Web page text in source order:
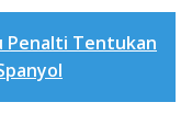
Penalti Tentukan